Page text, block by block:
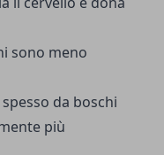
sono meno
da boschi
più